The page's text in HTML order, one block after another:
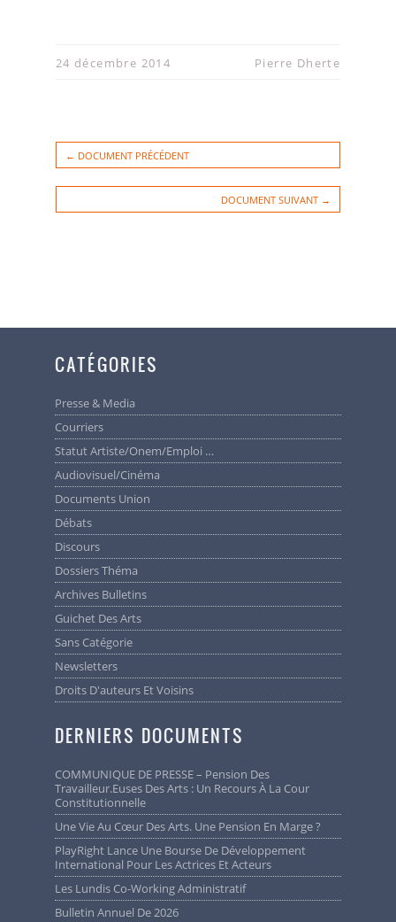
24 décembre 2014 Pierre Dherte
← DOCUMENT PRÉCÉDENT
DOCUMENT SUIVANT →
CATÉGORIES
Presse & Media
Courriers
Statut Artiste/Onem/Emploi …
Audiovisuel/cinéma
Documents Union
Débats
Discours
Dossiers Théma
Archives Bulletins
Guichet Des Arts
Sans Catégorie
Newsletters
Droits D'auteurs Et Voisins
DERNIERS DOCUMENTS
COMMUNIQUE DE PRESSE – Pension Des
Travailleur.euses Des Arts : Un Recours À La Cour
Constitutionnelle
Une Vie Au Cœur Des Arts. Une Pension En Marge ?
PlayRight Lance Une Bourse De Développement
International Pour Les Actrices Et Acteurs
Les Lundis Co-Working Administratif
Bulletin Annuel De 2026